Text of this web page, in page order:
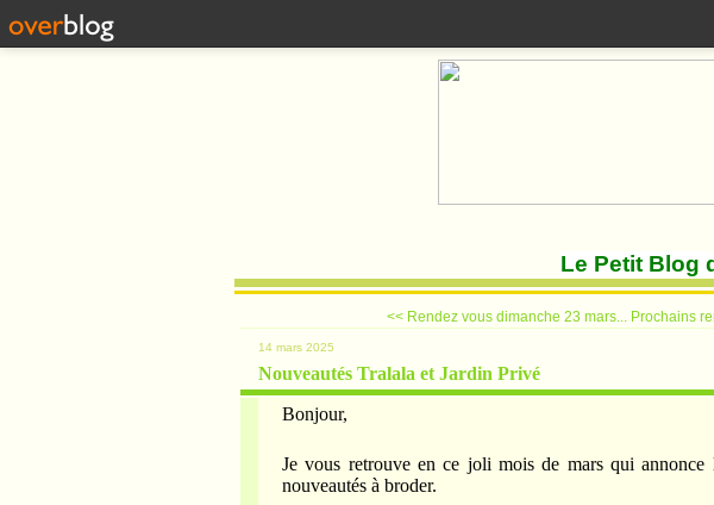
Le Petit Blog
<< Rendez vous dimanche 23 mars... Prochains
14 mars 2025
Nouveautés Tralala et Jardin Privé
Bonjour,
Je vous retrouve en ce joli mois de mars qui annonce
nouveautés à broder.